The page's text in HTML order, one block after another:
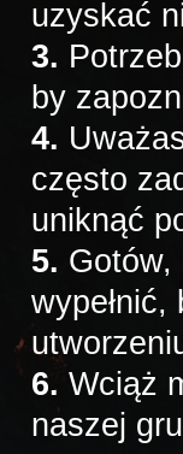
uzyskać
3.
by
4.
często
uniknąć
5. Gotów,
6. Wciąż
naszej